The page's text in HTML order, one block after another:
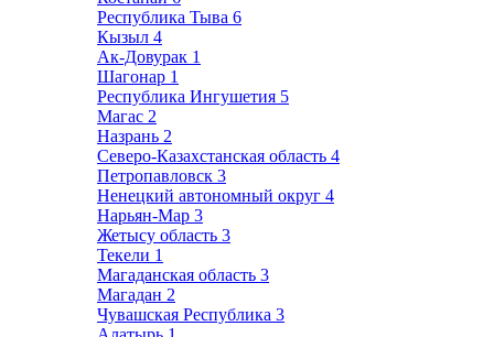
Республика Тыва 6
Кызыл 4
Ак-Довурак 1
Шагонар 1
Республика Ингушетия 5
Магас 2
Назрань 2
Северо-Казахстанская область 4
Петропавловск 3
Ненецкий автономный округ 4
Нарьян-Мар 3
Жетысу область 3
Текели 1
Магаданская область 3
Магадан 2
Чувашская Республика 3